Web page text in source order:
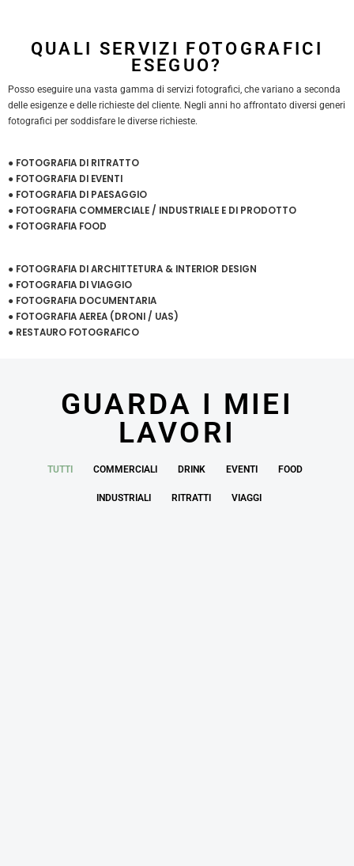
QUALI SERVIZI FOTOGRAFICI
ESEGUO?
Posso eseguire una vasta gamma di servizi fotografici, che variano a seconda
delle esigenze e delle richieste del cliente. Negli anni ho affrontato diversi generi
fotografici per soddisfare le diverse richieste.
● FOTOGRAFIA DI RITRATTO
● FOTOGRAFIA DI EVENTI
● FOTOGRAFIA DI PAESAGGIO
● FOTOGRAFIA COMMERCIALE / INDUSTRIALE E DI PRODOTTO
● FOTOGRAFIA FOOD
● FOTOGRAFIA DI ARCHITTETURA & INTERIOR DESIGN
● FOTOGRAFIA DI VIAGGIO
● FOTOGRAFIA DOCUMENTARIA
● FOTOGRAFIA AEREA (DRONI / UAS)
● RESTAURO FOTOGRAFICO
GUARDA I MIEI
LAVORI
TUTTI COMMERCIALI DRINK EVENTI FOOD
INDUSTRIALI RITRATTI VIAGGI